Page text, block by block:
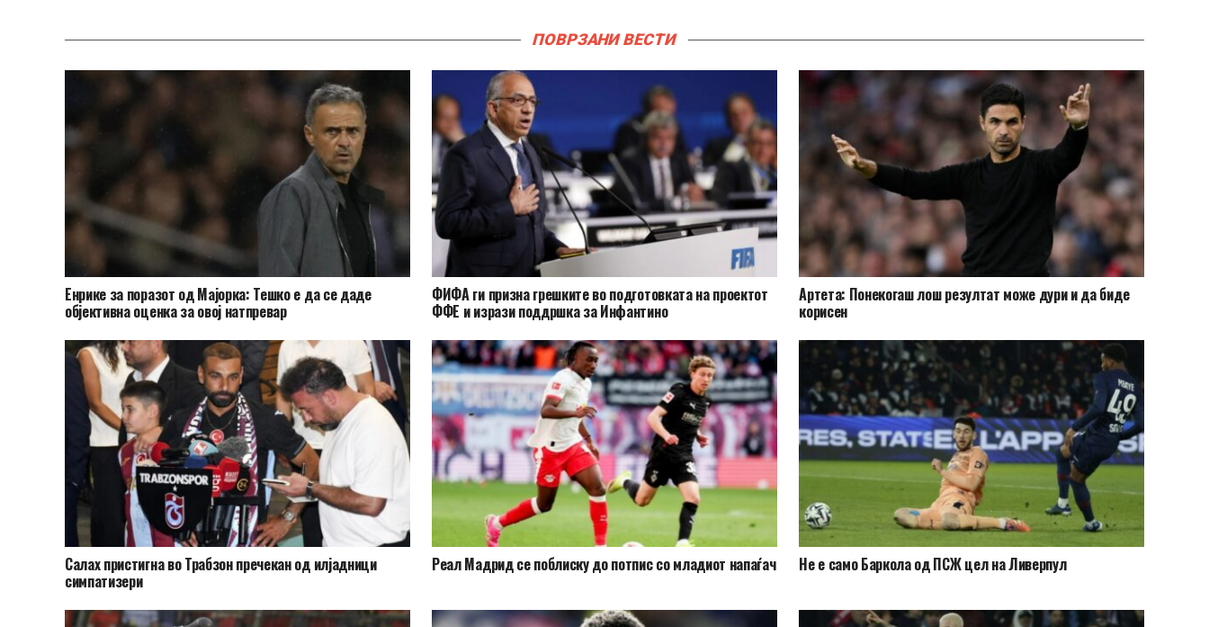
ПОВРЗАНИ ВЕСТИ
Енрике за поразот од Мајорка: Тешко е да се даде
објективна оценка за овој натпревар
ФИФА ги призна грешките во подготовката на проектот
ФФЕ и изрази поддршка за Инфантино
Артета: Понекогаш лош резултат може дури и да биде
корисен
Салах пристигна во Трабзон пречекан од илјадници
симпатизери
Реал Мадрид се поблиску до потпис со младиот напаѓач Не e само Баркола од ПСЖ цел на Ливерпул